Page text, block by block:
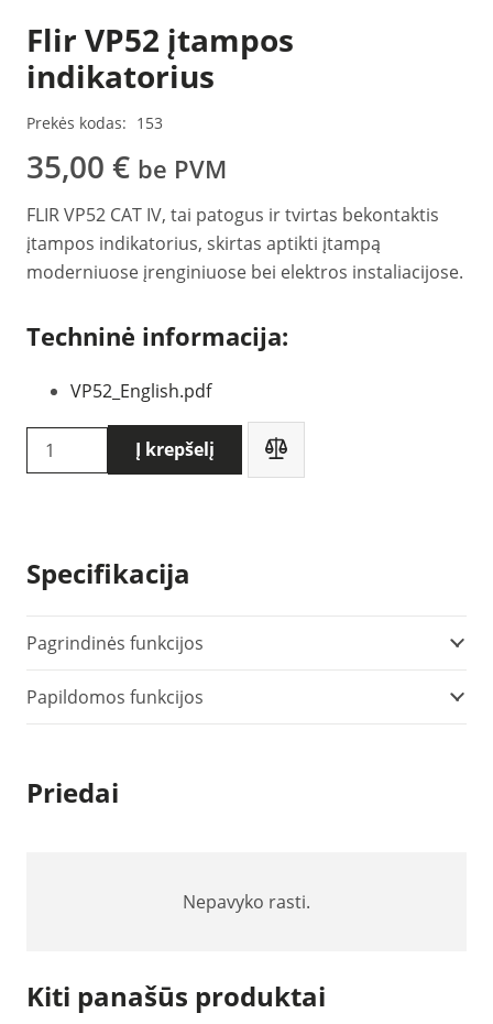
Flir VP52 įtampos
indikatorius
Prekės kodas: 153
35,00 € be PVM
FLIR VP52 CAT IV, tai patogus ir tvirtas bekontaktis
įtampos indikatorius, skirtas aptikti įtampą
moderniuose įrenginiuose bei elektros instaliacijose.
Techninė informacija:
VP52_English.pdf
produkto
kiekis:
indikatorius
Į krepšelį
Specifikacija
Pagrindinės funkcijos
Papildomos funkcijos
Priedai
Nepavyko rasti.
Kiti panašūs produktai